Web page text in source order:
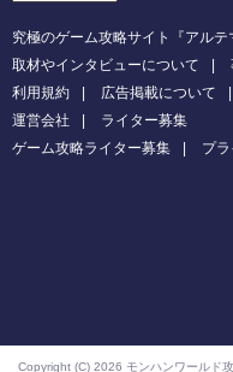
究極のゲーム攻略サイト『アルテ
取材やインタビューについて
利用規約
広告掲載について
運営会社
ライター募集
ゲーム攻略ライター募集
プ
Copyright (C) 2026 モンハンワールド